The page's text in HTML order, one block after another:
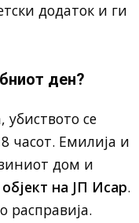
додаток и ги
ден?
убиството се
часот. Емилија и
дом и
на ЈП Исар.
расправија.